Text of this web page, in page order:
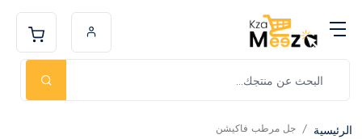
الرئيسية جل مرطب فاكيشن